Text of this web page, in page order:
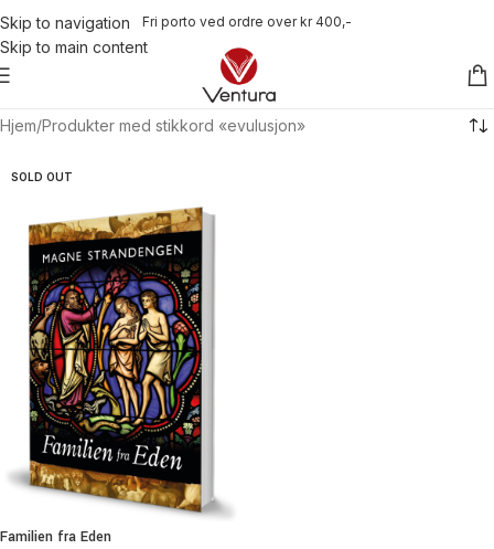
Skip to navigation
Skip to main content
Fri porto ved ordre over kr 400,-
Hjem Produkter med stikkord «evulusjon»
SOLD OUT
Familien fra Eden